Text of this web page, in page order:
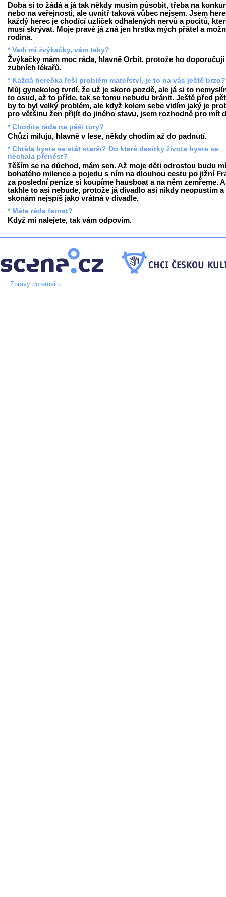
Doba si to žádá a já tak někdy musím působit, třeba na
nebo na veřejnosti, ale uvnitř taková vůbec nejsem. Jsem
každý herec je chodící uzlíček odhalených nervů a pocitů,
musí skrývat. Moje pravé já zná jen hrstka mých přátel a
rodina.
* Vadí mi žvýkačky, vám taky?
Žvýkačky mám moc ráda, hlavně Orbit, protože ho doporučují
zubních lékařů.
* Každá herečka řeší problém mateřství, je to na vás ještě brzo?
Můj gynekolog tvrdí, že už je skoro pozdě, ale já si to
to osud, až to příde, tak se tomu nebudu bránit. Ještě před
by to byl velký problém, ale když kolem sebe vidím jaký je
pro většinu žen přijít do jiného stavu, jsem rozhodně pro mít
* Chodíte ráda na pěší tůry?
Chůzi miluju, hlavně v lese, někdy chodím až do padnutí.
* Chtěla byste se stát starší? Do které desítky života byste se
nechala přenést?
Těším se na důchod, mám sen. Až moje děti odrostou budu
bohatého milence a pojedu s ním na dlouhou cestu po jižní
za poslední peníze si koupíme hausboat a na něm zemřeme.
takhle to asi nebude, protože já divadlo asi nikdy neopustím a
skonám nejspíš jako vrátná v divadle.
* Máte ráda fernet?
Když mi nalejete, tak vám odpovím.
Zprávy do emailu